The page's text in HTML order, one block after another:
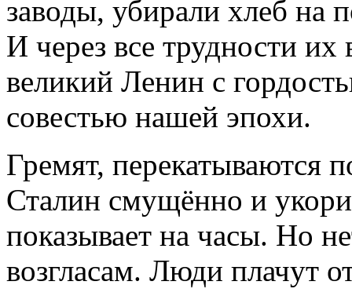
заводы, убирали хлеб на
И через все трудности
великий Ленин с
совестью нашей эпохи.
Гремят, перекатываются
Сталин смущённо и
показывает на часы. Но
возгласам. Люди плачут